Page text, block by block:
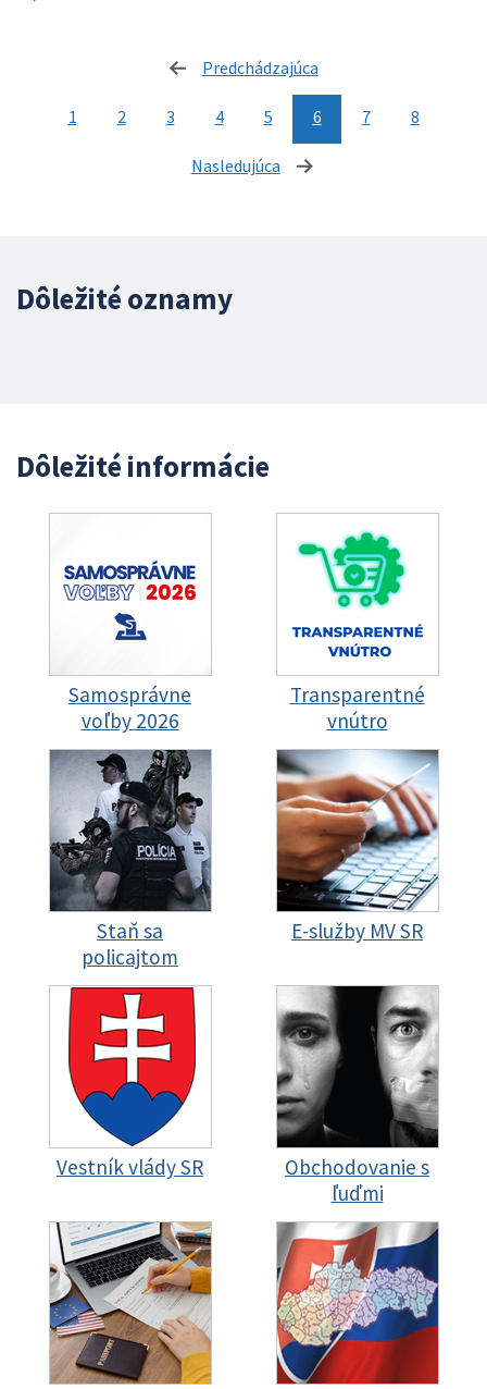
Predchádzajúca
1 2 3 4 5 6 7 8
Nasledujúca stránka
Dôležité oznamy
Dôležité informácie
Samosprávne
voľby 2026
Transparentné
vnútro
Staň sa
policajtom
E-služby MV SR
Vestník vlády SR
Obchodovanie s
ľuďmi